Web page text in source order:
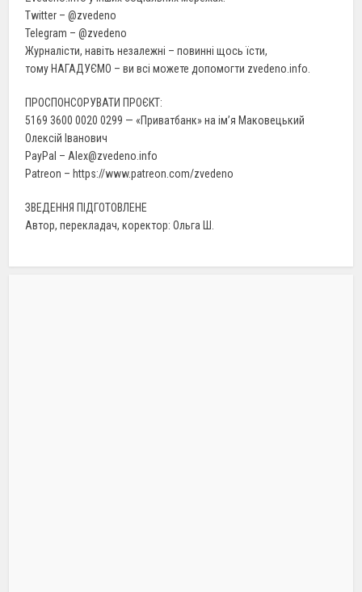
Twitter – @zvedeno
Telegram – @zvedeno
Журналісти, навіть незалежні – повинні щось їсти,
тому НАГАДУЄМО – ви всі можете допомогти zvedeno.info.
ПРОСПОНСОРУВАТИ ПРОЄКТ:
5169 3600 0020 0299 — «Приватбанк» на ім’я Маковецький
Олексій Іванович
PayPal – Alex@zvedeno.info
Patreon – https://www.patreon.com/zvedeno
ЗВЕДЕННЯ ПІДГОТОВЛЕНЕ
Автор, перекладач, коректор: Ольга Ш.